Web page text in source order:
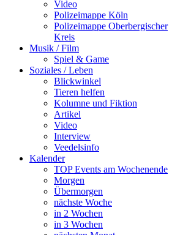
Video
Polizeimappe Köln
Polizeimappe Oberbergischer
Kreis
Musik / Film
Spiel & Game
Soziales / Leben
Blickwinkel
Tieren helfen
Kolumne und Fiktion
Artikel
Video
Interview
Veedelsinfo
Kalender
TOP Events am Wochenende
Morgen
Übermorgen
nächste Woche
in 2 Wochen
in 3 Wochen